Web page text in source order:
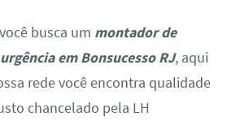
busca um montador de
em Bonsucesso RJ, aqui
rede você encontra qualidade
chancelado pela LH